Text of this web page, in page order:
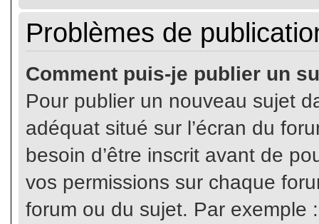
Problèmes de
Comment puis-je publier un
Pour publier un nouveau sujet
adéquat situé sur l’écran du
besoin d’être inscrit avant de
vos permissions sur chaque
forum ou du sujet. Par exemple